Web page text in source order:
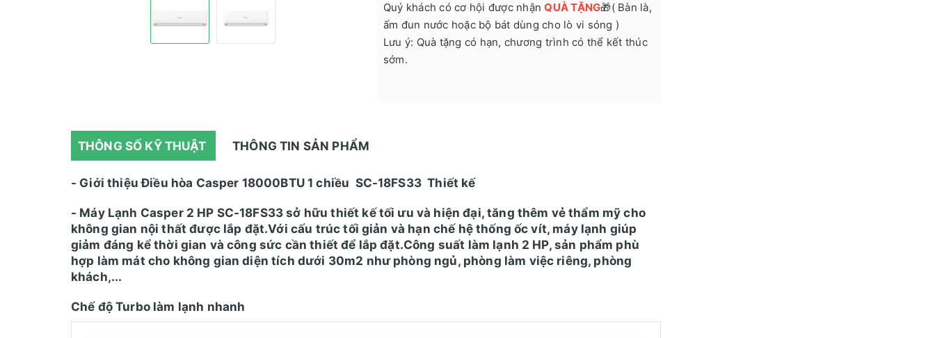
Quý khách có cơ hội được nhậnQUÀ TẶNG🎁( Bàn là,
ấm đun nước hoặc bộ bát dùng cho lò vi sóng )
Lưu ý: Quà tặng có hạn, chương trình có thể kết thúc
sớm.
THÔNG SỐ KỸ THUẬT THÔNG TIN SẢN PHẨM
- Giới thiệu Điều hòa Casper 18000BTU 1 chiều SC-18FS33 Thiết kế
- Máy Lạnh Casper 2 HP SC-18FS33 sở hữu thiết kế tối ưu và hiện đại, tăng thêm vẻ thẩm mỹ cho
không gian nội thất được lắp đặt.Với cấu trúc tối giản và hạn chế hệ thống ốc vít, máy lạnh giúp
giảm đáng kể thời gian và công sức cần thiết để lắp đặt.Công suất làm lạnh 2 HP, sản phẩm phù
hợp làm mát cho không gian diện tích dưới 30m2 như phòng ngủ, phòng làm việc riêng, phòng
khách,...
Chế độ Turbo làm lạnh nhanh